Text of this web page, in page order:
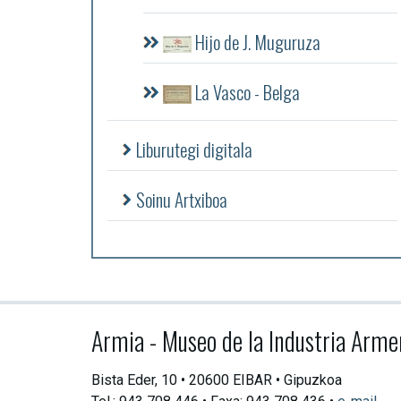
Hijo de J. Muguruza
La Vasco - Belga
Liburutegi digitala
Soinu Artxiboa
Armia - Museo de la Industria
Bista Eder, 10 • 20600 EIBAR • Gipuzkoa